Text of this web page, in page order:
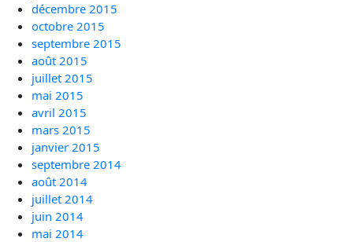
décembre 2015
octobre 2015
septembre 2015
août 2015
juillet 2015
mai 2015
avril 2015
mars 2015
janvier 2015
septembre 2014
août 2014
juillet 2014
juin 2014
mai 2014